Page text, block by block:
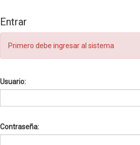
Entrar
Primero debe ingresar al sistema
Usuario:
Contraseña: